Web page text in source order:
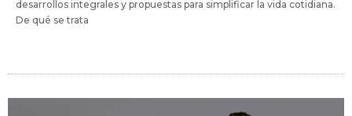
desarrollos integrales y propuestas para simplificar la vida cotidiana.
De qué se trata